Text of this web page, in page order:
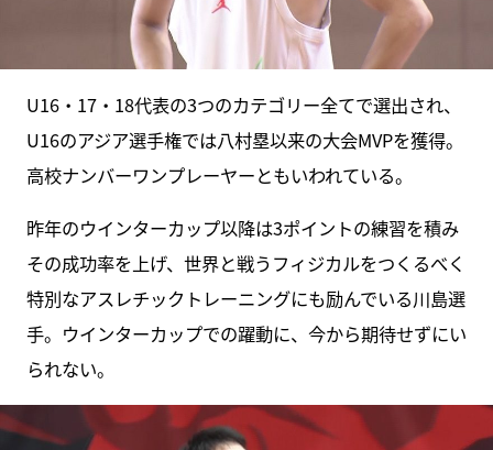
U16・17・18代表の3つのカテゴリー全てで選出され、
U16のアジア選手権では八村塁以来の大会MVPを獲得。
高校ナンバーワンプレーヤーともいわれている。
昨年のウインターカップ以降は3ポイントの練習を積み
その成功率を上げ、世界と戦うフィジカルをつくるべく
特別なアスレチックトレーニングにも励んでいる川島選
手。ウインターカップでの躍動に、今から期待せずにい
られない。